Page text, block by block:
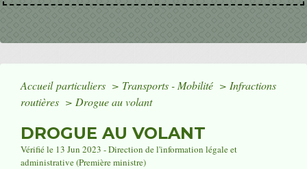
Accueil particuliers > Transports - Mobilité > Infractions
routières > Drogue au volant
DROGUE AU VOLANT
Vérifié le 13 Jun 2023 - Direction de l'information légale et
administrative (Première ministre)